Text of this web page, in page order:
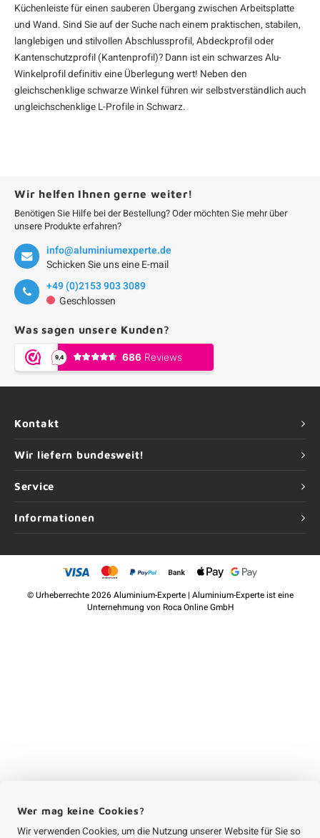
Küchenleiste für einen sauberen Übergang zwischen Arbeitsplatte
und Wand. Sind Sie auf der Suche nach einem praktischen, stabilen,
langlebigen und stilvollen Abschlussprofil, Abdeckprofil oder
Kantenschutzprofil (Kantenprofil)? Dann ist ein schwarzes Alu-
Winkelprofil definitiv eine Überlegung wert! Neben den
gleichschenklige schwarze Winkel führen wir selbstverständlich auch
ungleichschenklige L-Profile in Schwarz.
Wir helfen Ihnen gerne weiter!
Benötigen Sie Hilfe bei der Bestellung? Oder möchten Sie mehr über
unsere Produkte erfahren?
info@aluminiumexperte.de
Schicken Sie uns eine E-mail
+49 (0)2153 903 3089
Geschlossen
Was sagen unsere Kunden?
Kontakt
Wir liefern bundesweit!
Service
Informationen
©Urheberrechte2026 Aluminium-Experte | Aluminium-Experte ist eine
Unternehmung von Roca Online GmbH
Wer mag keine Cookies?
Wir verwenden Cookies, um die Nutzung unserer Website für Sie so